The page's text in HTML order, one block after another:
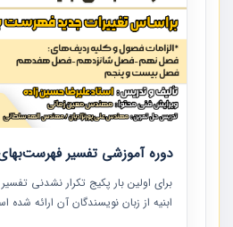
دوره آموزشی تفسیر
برای اولین بار پکیج تکرار نشدنی
ابنیه از زبان نویسندگان آن ارائه
ردیف ها و مطالب فهرست بها تفسیر